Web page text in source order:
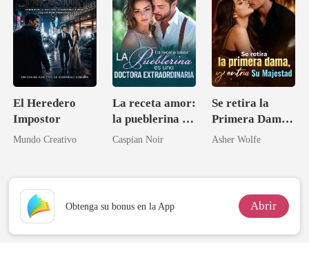
El Heredero
Impostor
Mundo Creativo
La receta amor:
la pueblerina es
una doctora
Caspian Noir
Se retira la
Primera Dama,
y entra Su
Asher Wolfe
Obtenga su bonus en la App Abrir